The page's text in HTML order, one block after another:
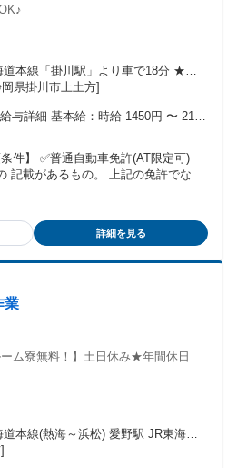
道本線「掛川駅」より車で18分 ★交
料駐車場あり）
県掛川市上土方]
与詳細 基本給：時給 1450円 〜 2175
件】 ✅普通自動車免許(AT限定可)
記載があるもの。 上記の免許でない
まで先輩スタッフが 丁寧にお教え
━━━━━━━━━┛ ルート配送や、
✧近しい業種の経験と
で活躍していた方など 正社員・短期
る職場✨ ✅
相談随時OK！ ✅経験者歓迎／経験
齢不問でご活躍頂けます！ ✅経験不
✅学歴不問(中卒・高卒歓迎) ✅ミド
詳細を見る
業
ーム寮無料！】土日休み★年間休日
本線(熱海～浜松) 愛野駅 JR東海道
,車,30分 ※最寄り停留所から徒歩で